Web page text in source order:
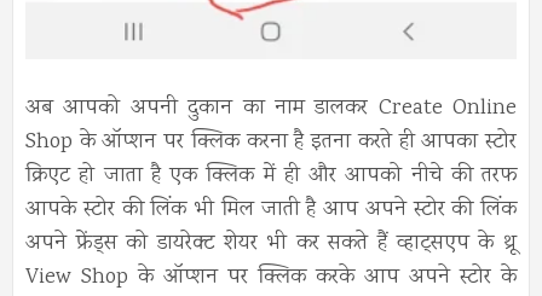
अब आपको अपनी दुकान का नाम डालकर Create Online
Shop के ऑप्शन पर क्लिक करना है इतना करते ही आपका स्टोर
क्रिएट हो जाता है एक क्लिक में ही और आपको नीचे की तरफ
आपके स्टोर की लिंक भी मिल जाती है आप अपने स्टोर की लिंक
अपने फ्रेंड्स को डायरेक्ट शेयर भी कर सकते हैं व्हाट्सएप के थ्रू
View Shop के ऑप्शन पर क्लिक करके आप अपने स्टोर के